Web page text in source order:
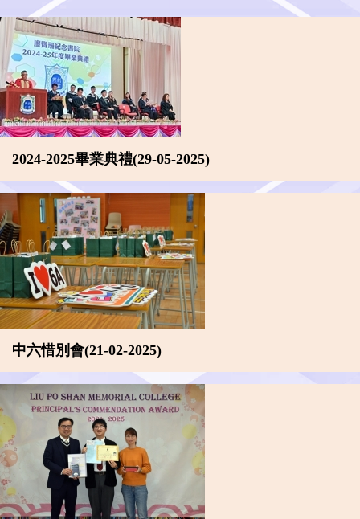
2024-2025畢業典禮(29-05-2025)
中六惜別會(21-02-2025)